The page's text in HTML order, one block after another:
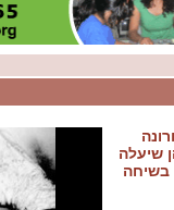
שיעלה
בשיחה